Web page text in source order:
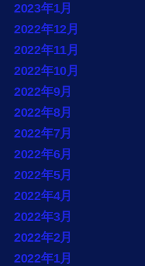
2023年1月
2022年12月
2022年11月
2022年10月
2022年9月
2022年8月
2022年7月
2022年6月
2022年5月
2022年4月
2022年3月
2022年2月
2022年1月